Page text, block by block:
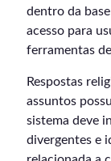
dentro da
acesso para
ferramentas
Respostas
assuntos
sistema deve
divergentes e